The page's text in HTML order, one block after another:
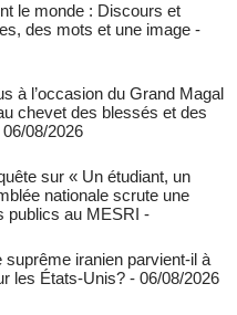
le monde : Discours et
des mots et une image -
à l’occasion du Grand Magal
chevet des blessés et des
06/08/2026
sur « Un étudiant, un
nationale scrute une
publics au MESRI -
suprême iranien parvient-il à
les États-Unis? - 06/08/2026